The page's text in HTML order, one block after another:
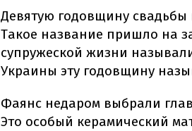
Девятую годовщину
Такое название пришло на
супружеской жизни
Украины эту годовщину
Фаянс недаром выбрали
Это особый керамический